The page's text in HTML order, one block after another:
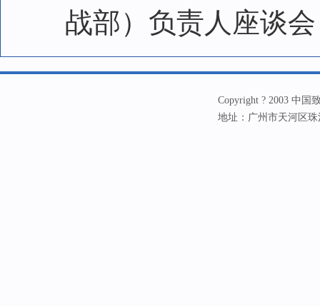
战部）负责人座谈会
Copyright ? 2003 中国
地址：广州市天河区